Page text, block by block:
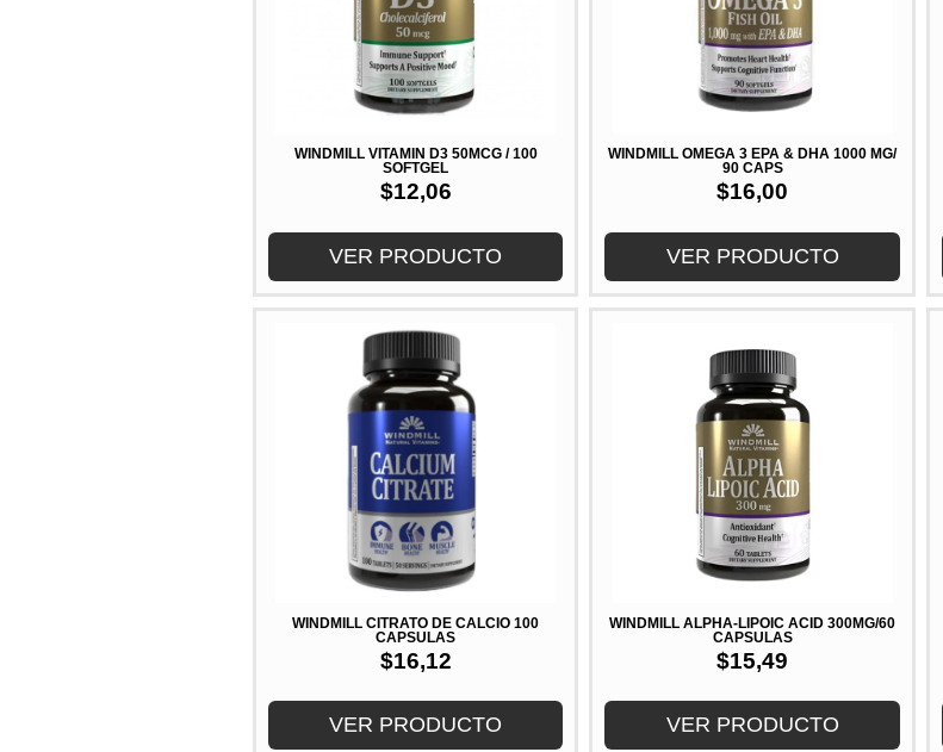
WINDMILL VITAMIN D3 50MCG / 100
SOFTGEL
$12,06
VER PRODUCTO
WINDMILL OMEGA 3 EPA & DHA 1000 MG/
90 CAPS
$16,00
VER PRODUCTO
WINDMILL CITRATO DE CALCIO 100
CAPSULAS
$16,12
VER PRODUCTO
WINDMILL ALPHA-LIPOIC ACID 300MG/60
CAPSULAS
$15,49
VER PRODUCTO